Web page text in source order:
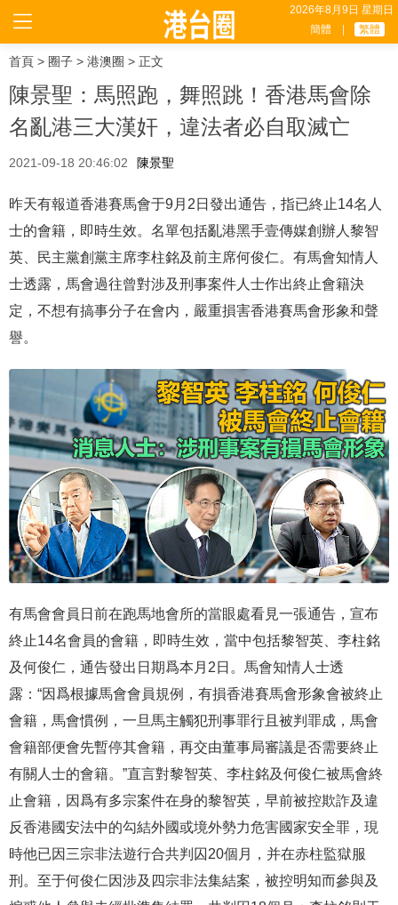
2026年8月9日 星期日
簡體
繁體
首頁 > 圈子 > 港澳圈 > 正文
陳景聖：馬照跑，舞照跳！香港馬會除
名亂港三大漢奸，違法者必自取滅亡
2021-09-18 20:46:02 陳景聖
昨天有報道香港賽馬會于9月2日發出通告，指已終止14名人
士的會籍，即時生效。名單包括亂港黑手壹傳媒創辦人黎智
英、民主黨創黨主席李柱銘及前主席何俊仁。有馬會知情人
士透露，馬會過往曾對涉及刑事案件人士作出終止會籍決
定，不想有搞事分子在會内，嚴重損害香港賽馬會形象和聲
譽。
有馬會會員日前在跑馬地會所的當眼處看見一張通告，宣布
終止14名會員的會籍，即時生效，當中包括黎智英、李柱銘
及何俊仁，通告發出日期爲本月2日。馬會知情人士透
露：“因爲根據馬會會員規例，有損香港賽馬會形象會被終止
會籍，馬會慣例，一旦馬主觸犯刑事罪行且被判罪成，馬會
會籍部便會先暫停其會籍，再交由董事局審議是否需要終止
有關人士的會籍。”直言對黎智英、李柱銘及何俊仁被馬會終
止會籍，因爲有多宗案件在身的黎智英，早前被控欺詐及違
反香港國安法中的勾結外國或境外勢力危害國家安全罪，現
時他已因三宗非法遊行合共判囚20個月，并在赤柱監獄服
刑。至于何俊仁因涉及四宗非法集結案，被控明知而參與及